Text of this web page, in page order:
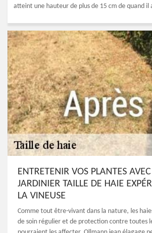
atteint une hauteur de plus de 15 cm de quand il
ENTRETENIR VOS PLANTES
JARDINIER TAILLE DE HAIE
LA VINEUSE
Comme tout être-vivant dans la nature, les
de soin régulier et de protection contre toutes